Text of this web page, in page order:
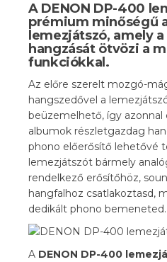
A DENON DP-400
prémium minőségű
lemezjátszó, amely
hangzását ötvözi a
funkciókkal.
Az előre szerelt mozgó-
hangszedővel a
beüzemelhető, így azonnal
albumok részletgazdag
phono előerősítő lehetővé
lemezjátszót bármely
rendelkező erősítőhöz,
hangfalhoz csatlakoztasd,
dedikált phono bemeneted.
A DENON DP-400